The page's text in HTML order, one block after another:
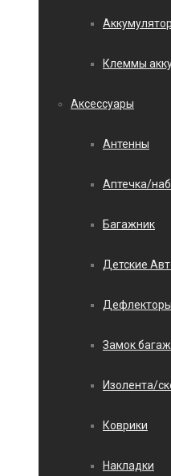
Клеммы
Аксессуары
Антенны
Аптечка/
Багажник
Детские
Дефлекторы
Замок
Изолента/
Коврики
Накладки